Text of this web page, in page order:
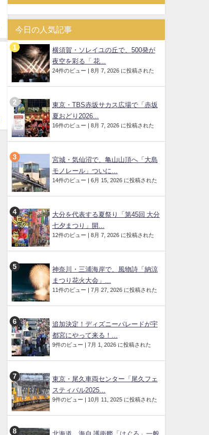
今日の人気記事
横須賀・ソレイユの丘で、500発が
夜空を彩る「 花...
24件のビュー | 8月 7, 2026 に投稿された
東京・TBS赤坂サカス広場で「赤坂
夏おどり2026...
16件のビュー | 8月 7, 2026 に投稿された
宮城・気仙沼で、亀山山頂へ「大島
モノレール」ついに...
14件のビュー | 6月 15, 2026 に投稿された
大分を代表する夏祭り「第45回 大分
七夕まつり」開...
12件のビュー | 8月 7, 2026 に投稿された
神奈川・三浦海岸で、風物詩「納涼
まつり花火大会」...
11件のビュー | 7月 27, 2026 に投稿された
追加決定！ディズニーパレードが宇
都宮にやって来る！...
9件のビュー | 7月 1, 2026 に投稿された
東京・尾久車両センター「尾久フェ
スティバル2025...
9件のビュー | 10月 11, 2025 に投稿された
北海道、海自 護衛艦「はぐろ」一般